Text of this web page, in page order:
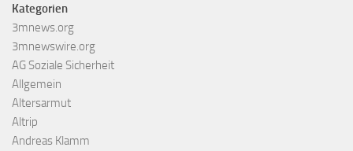
Kategorien
3mnews.org
3mnewswire.org
AG Soziale Sicherheit
Allgemein
Altersarmut
Altrip
Andreas Klamm